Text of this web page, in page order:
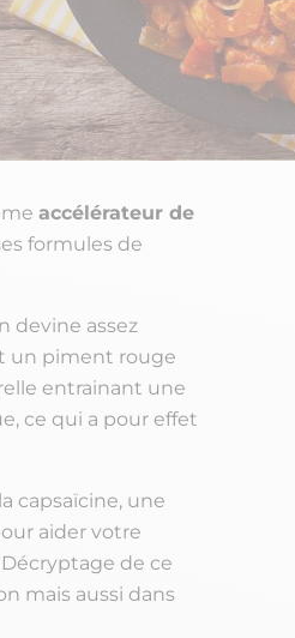
accélérateur de
formules de
devine assez
un piment rouge
entrainant une
ce qui a pour effet
capsaïcine, une
aider votre
de ce
mais aussi dans